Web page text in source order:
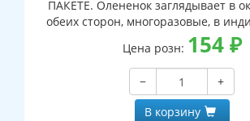
ПАКЕТЕ. Олененок заглядывает в
обеих сторон, многоразовые, в
упаковке, с европодвесом и
Цена розн: 154₽
−
+
В корзину